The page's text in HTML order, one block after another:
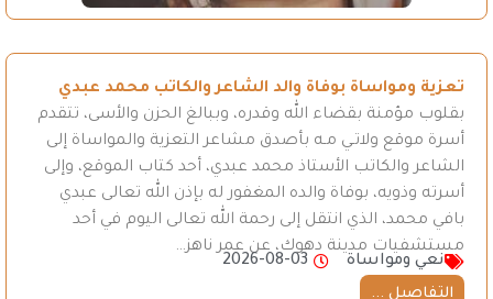
تعزية ومواساة بوفاة والد الشاعر والكاتب محمد عبدي
بقلوب مؤمنة بقضاء الله وقدره، وببالغ الحزن والأسى، تتقدم
أسرة موقع ولاتـي مـه بأصدق مشاعر التعزية والمواساة إلى
الشاعر والكاتب الأستاذ محمد عبدي، أحد كتاب الموقع، وإلى
أسرته وذويه، بوفاة والده المغفور له بإذن الله تعالى عبدي
بافي محمد، الذي انتقل إلى رحمة الله تعالى اليوم في أحد
مستشفيات مدينة دهوك، عن عمر ناهز…
نعي ومواساة
2026-08-03
التفاصيل ...